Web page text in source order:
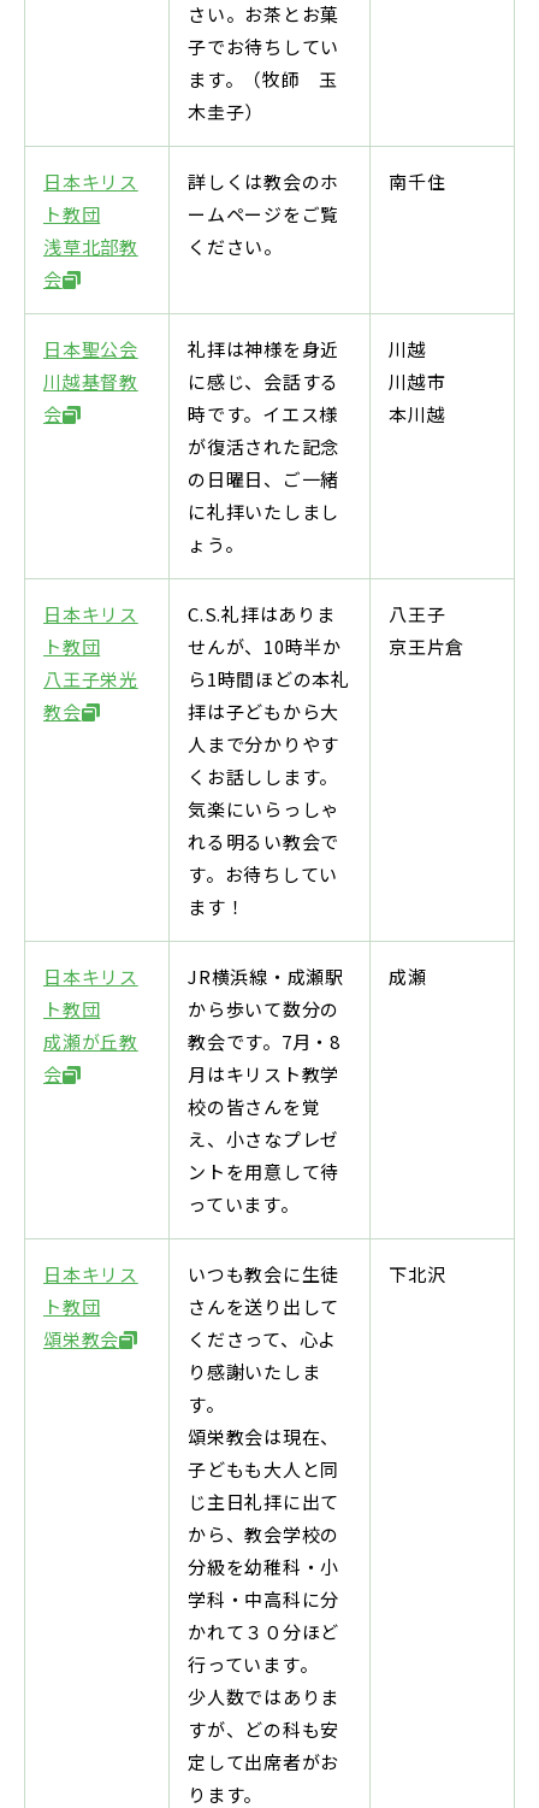
さい。お茶とお菓
子でお待ちしてい
ます。（牧師 玉
木圭子）
日本キリス
ト教団
浅草北部教
会
詳しくは教会のホ
ームページをご覧
ください。
南千住
日本聖公会
川越基督教
会
礼拝は神様を身近
に感じ、会話する
時です。イエス様
が復活された記念
の日曜日、ご一緒
に礼拝いたしまし
ょう。
川越
川越市
本川越
日本キリス
ト教団
八王子栄光
教会
C.S.礼拝はありま
せんが、10時半か
ら1時間ほどの本礼
拝は子どもから大
人まで分かりやす
くお話しします。
気楽にいらっしゃ
れる明るい教会で
す。お待ちしてい
ます！
八王子
京王片倉
日本キリス
ト教団
成瀬が丘教
会
JR横浜線・成瀬駅
から歩いて数分の
教会です。7月・8
月はキリスト教学
校の皆さんを覚
え、小さなプレゼ
ントを用意して待
っています。
成瀬
日本キリス
ト教団
頌栄教会
いつも教会に生徒
さんを送り出して
くださって、心よ
り感謝いたしま
す。
頌栄教会は現在、
子どもも大人と同
じ主日礼拝に出て
から、教会学校の
分級を幼稚科・小
学科・中高科に分
かれて３０分ほど
行っています。
少人数ではありま
すが、どの科も安
定して出席者がお
ります。
下北沢